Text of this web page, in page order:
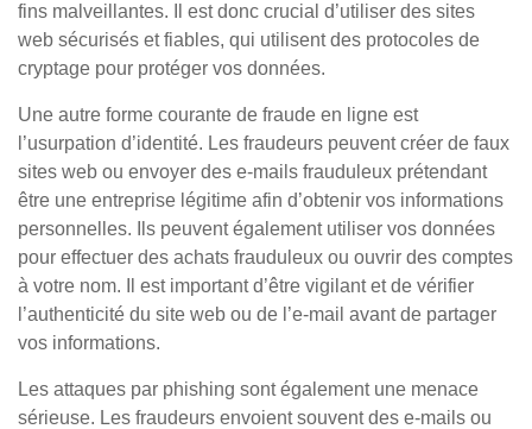
fins malveillantes. Il est donc crucial d’utiliser des sites
web sécurisés et fiables, qui utilisent des protocoles de
cryptage pour protéger vos données.
Une autre forme courante de fraude en ligne est
l’usurpation d’identité. Les fraudeurs peuvent créer de faux
sites web ou envoyer des e-mails frauduleux prétendant
être une entreprise légitime afin d’obtenir vos informations
personnelles. Ils peuvent également utiliser vos données
pour effectuer des achats frauduleux ou ouvrir des comptes
à votre nom. Il est important d’être vigilant et de vérifier
l’authenticité du site web ou de l’e-mail avant de partager
vos informations.
Les attaques par phishing sont également une menace
sérieuse. Les fraudeurs envoient souvent des e-mails ou